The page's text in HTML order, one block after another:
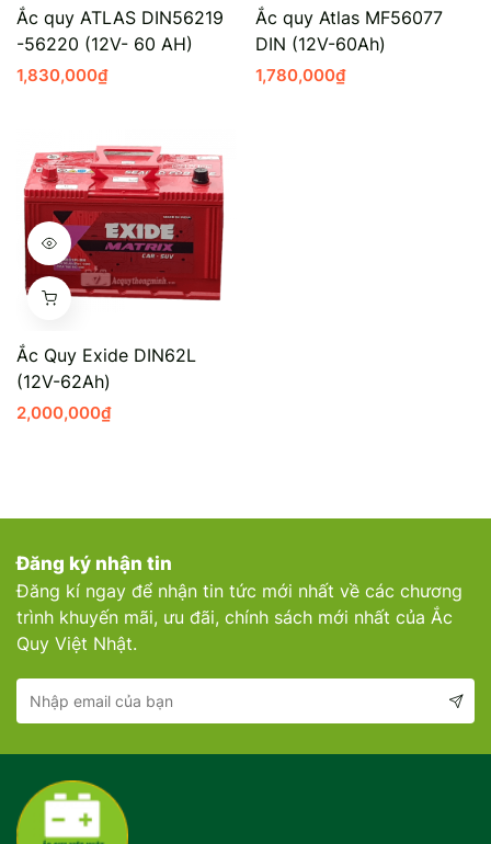
Ắc quy ATLAS DIN56219
-56220 (12V- 60 AH)
1,830,000₫
Ắc quy Atlas MF56077
DIN (12V-60Ah)
1,780,000₫
Ắc Quy Exide DIN62L
(12V-62Ah)
2,000,000₫
Đăng ký nhận tin
Đăng kí ngay để nhận tin tức mới nhất về các chương
trình khuyến mãi, ưu đãi, chính sách mới nhất của Ắc
Quy Việt Nhật.